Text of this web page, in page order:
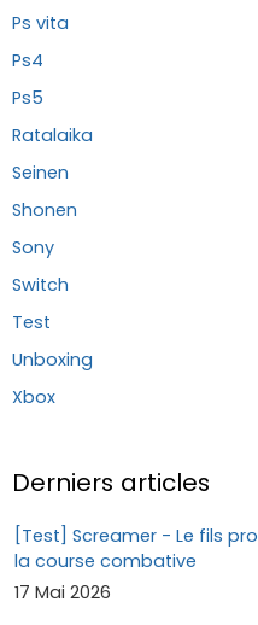
Ps vita
Ps4
Ps5
Ratalaika
Seinen
Shonen
Sony
Switch
Test
Unboxing
Xbox
Derniers articles
[Test] Screamer - Le fils
la course combative
17 Mai 2026